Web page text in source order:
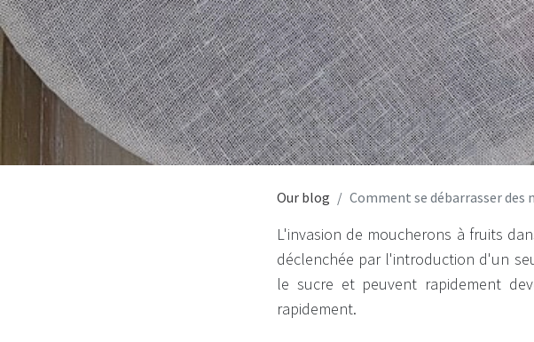
Our blog Comment se débarrasser
L'invasion de moucherons à fruits
déclenchée par l'introduction d'un
le sucre et peuvent rapidement
rapidement.